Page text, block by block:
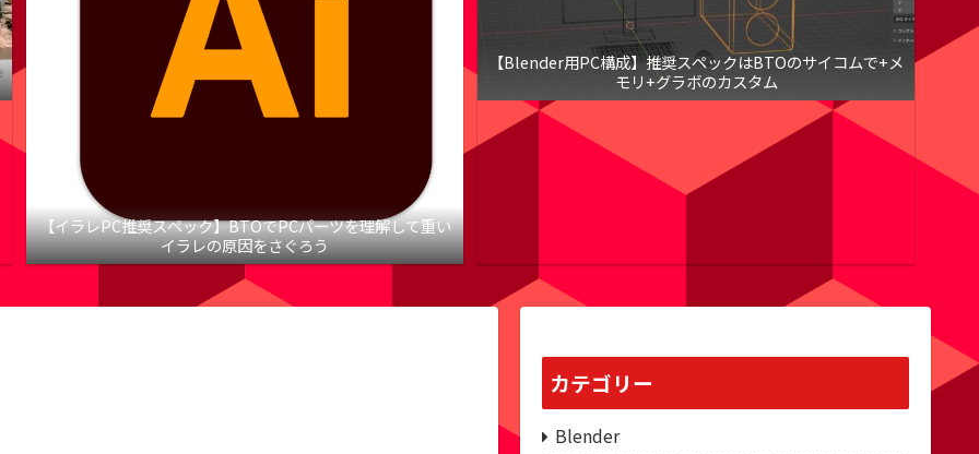
【イラレPC推奨スペック】BTOでPCパーツを理解して重い
イラレの原因をさぐろう
【Blender用PC構成】推奨スペックはBTOのサイコムで+メ
モリ+グラボのカスタム
カテゴリー
Blender